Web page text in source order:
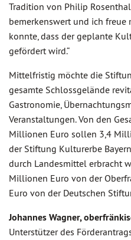
Tradition von Philip
bemerkenswert und ich freue
konnte, dass der geplante
gefördert wird.“
Mittelfristig möchte die
gesamte Schlossgelände
Gastronomie,
Veranstaltungen. Von den
Millionen Euro sollen 3,4
der Stiftung Kulturerbe
durch Landesmittel erbracht
Millionen Euro von der
Euro von der Deutschen
Johannes Wagner,
Unterstützer des